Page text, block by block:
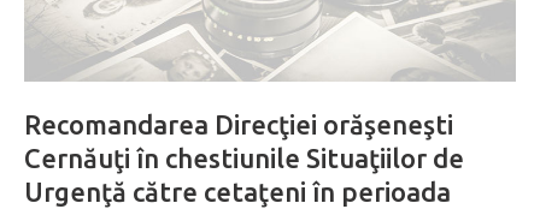
Recomandarea Direcţiei orăşeneşti
Cernăuţi în chestiunile Situaţiilor de
Urgenţă către cetaţeni în perioada